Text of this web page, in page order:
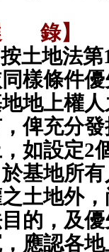
錄】
按土地法第
樣條件
地上權
俾充分
如設定2
基地所
土地外
的，及
應認各